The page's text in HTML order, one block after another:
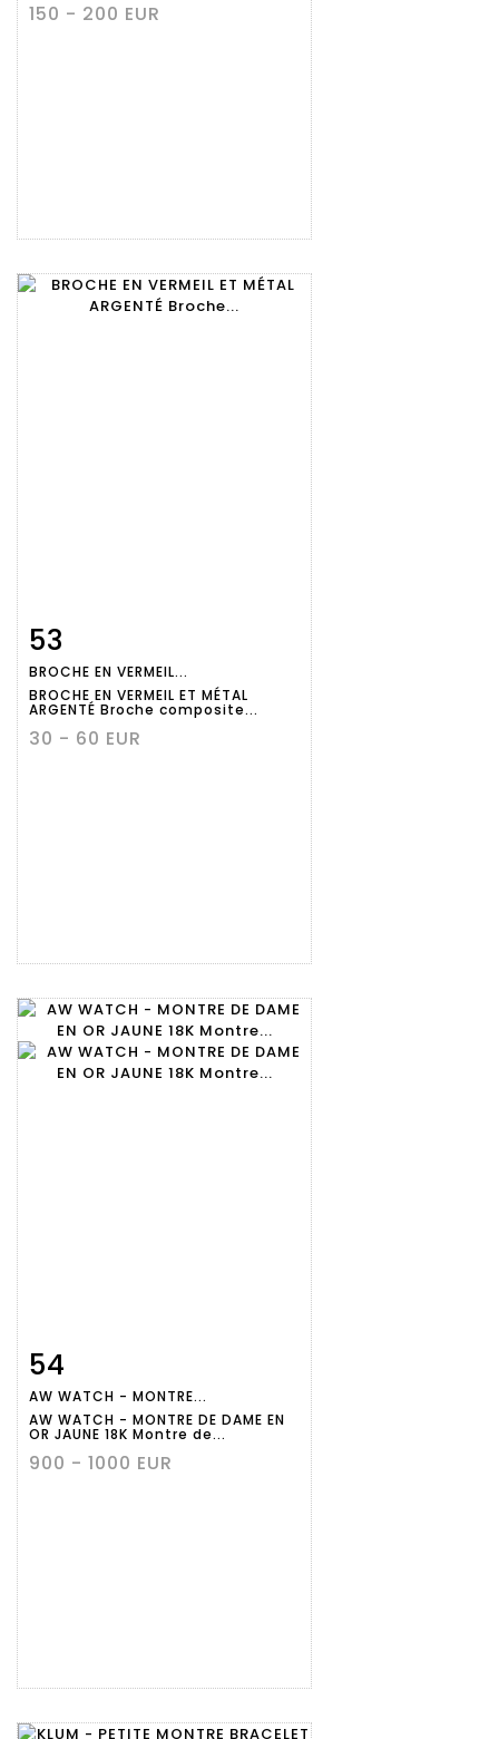
150 - 200 EUR
détaillée
53
BROCHE EN VERMEIL...
BROCHE EN VERMEIL ET MÉTAL
ARGENTÉ Broche composite...
30 - 60 EUR
détaillée
54
AW WATCH - MONTRE...
AW WATCH - MONTRE DE DAME EN
OR JAUNE 18K Montre de...
900 - 1000 EUR